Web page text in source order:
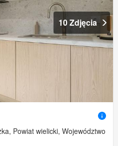
10 Zdjęcia
Powiat wielicki, Województwo